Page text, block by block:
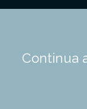
Continua